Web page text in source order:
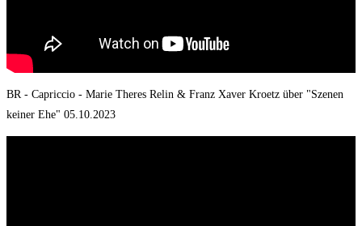
BR - Capriccio - Marie Theres Relin & Franz Xaver Kroetz über "Szenen
keiner Ehe" 05.10.2023